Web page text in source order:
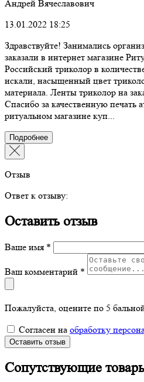
Андрей Вячеславович
13.01.2022 18:25
Здравствуйте! Занимались
заказали в интернет магазине
Российский триколор в
искали, насыщенный цвет
материала. Ленты триколор на
Спасибо за качественную печать
ритуальном магазине куп...
Подробнее
Отзыв
Ответ к отзыву:
Оставить отзыв
Ваше имя *
Ваш комментарий *
Пожалуйста, оцените по 5
Согласен на обработку
Оставить отзыв
Сопутствующие